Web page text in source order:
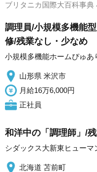
ブリタニカ国際大百科事
調理員/小規模多機能
修/残業なし・少なめ
小規模多機能ホームぴゅあ
山形県 米沢市
月給16万6,000円
正社員
和洋中の「調理師」/
シダックス大新東ヒューマ
北海道 苫前町